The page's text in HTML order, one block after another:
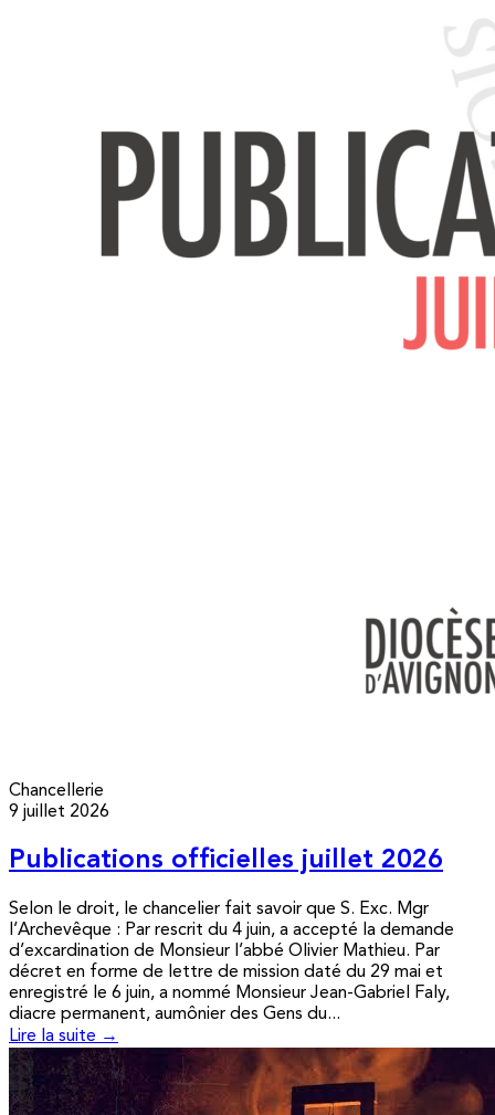
Chancellerie
9 juillet 2026
Publications officielles juillet 2026
Selon le droit, le chancelier fait savoir que S. Exc. Mgr
l’Archevêque : Par rescrit du 4 juin, a accepté la demande
d’excardination de Monsieur l’abbé Olivier Mathieu. Par
décret en forme de lettre de mission daté du 29 mai et
enregistré le 6 juin, a nommé Monsieur Jean-Gabriel Faly,
diacre permanent, aumônier des Gens du...
Lire la suite →